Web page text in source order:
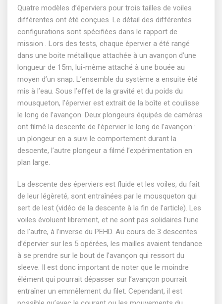
Quatre modèles d’éperviers pour trois tailles de voiles
différentes ont été conçues. Le détail des différentes
configurations sont spécifiées dans le rapport de
mission . Lors des tests, chaque épervier a été rangé
dans une boite métallique attachée à un avançon d’une
longueur de 15m, lui-même attaché à une bouée au
moyen d’un snap. L’ensemble du système a ensuite été
mis à l’eau. Sous l’effet de la gravité et du poids du
mousqueton, l’épervier est extrait de la boîte et coulisse
le long de l’avançon. Deux plongeurs équipés de caméras
ont filmé la descente de l’épervier le long de l’avançon :
un plongeur en a suivi le comportement durant la
descente, l’autre plongeur a filmé l’expérimentation en
plan large.
La descente des éperviers est fluide et les voiles, du fait
de leur légèreté, sont entraînées par le mousqueton qui
sert de lest (vidéo de la descente à la fin de l’article). Les
voiles évoluent librement, et ne sont pas solidaires l’une
de l’autre, à l’inverse du PEHD. Au cours de 3 descentes
d’épervier sur les 5 opérées, les mailles avaient tendance
à se prendre sur le bout de l’avançon qui ressort du
sleeve. Il est donc important de noter que le moindre
élément qui pourrait dépasser sur l’avançon pourrait
entraîner un emmêlement du filet. Cependant, il est